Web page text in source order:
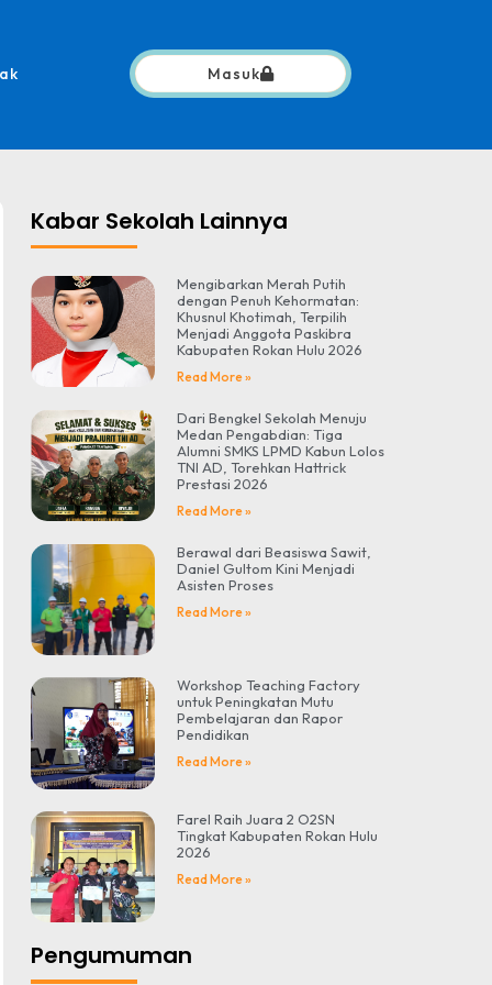
Masuk
Kabar Sekolah Lainnya
Mengibarkan Merah Putih
dengan Penuh Kehormatan:
Khusnul Khotimah, Terpilih
Menjadi Anggota Paskibra
Kabupaten Rokan Hulu 2026
Read More »
Dari Bengkel Sekolah Menuju
Medan Pengabdian: Tiga
Alumni SMKS LPMD Kabun Lolos
TNI AD, Torehkan Hattrick
Prestasi 2026
Read More »
Berawal dari Beasiswa Sawit,
Daniel Gultom Kini Menjadi
Asisten Proses
Read More »
Workshop Teaching Factory
untuk Peningkatan Mutu
Pembelajaran dan Rapor
Pendidikan
Read More »
Farel Raih Juara 2 O2SN
Tingkat Kabupaten Rokan Hulu
2026
Read More »
Pengumuman